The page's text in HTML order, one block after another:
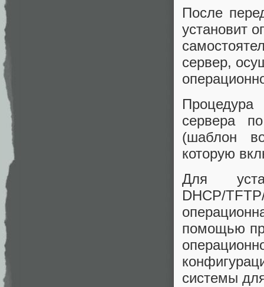
После
установит
сервер,
Процедура
сервера
(шаблон
которую
Для
DHCP/
помощью
системы